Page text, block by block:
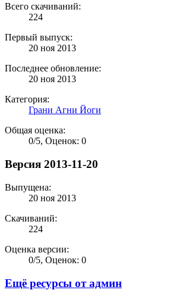
Всего скачиваний:
224
Первый выпуск:
20 ноя 2013
Последнее обновление:
20 ноя 2013
Категория:
Грани Агни Йоги
Общая оценка:
0/5, Оценок: 0
Версия 2013-11-20
Выпущена:
20 ноя 2013
Скачиваний:
224
Оценка версии:
0/5, Оценок: 0
Ещё ресурсы от админ